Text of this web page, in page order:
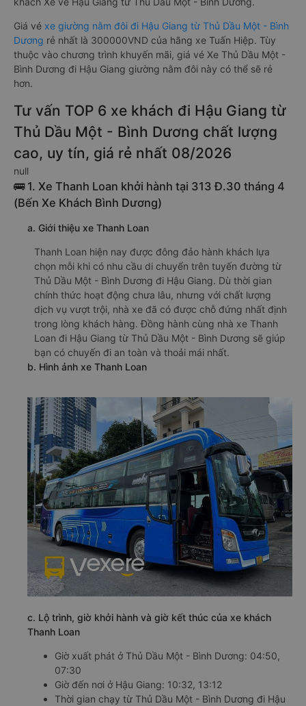
Giá vé xe giường nằm đôi đi Hậu Giang từ Thủ Dầu Một - Bình
Dương rẻ nhất là 300000VND của hãng xe Tuấn Hiệp. Tùy
thuộc vào chương trình khuyến mãi, giá vé Xe Thủ Dầu Một -
Bình Dương đi Hậu Giang giường nằm đôi này có thể sẽ rẻ
hơn.
Tư vấn TOP 6 xe khách đi Hậu Giang từ
Thủ Dầu Một - Bình Dương chất lượng
cao, uy tín, giá rẻ nhất 08/2026
null
🚌 1. Xe Thanh Loan khởi hành tại 313 Đ.30 tháng 4
(Bến Xe Khách Bình Dương)
a. Giới thiệu xe Thanh Loan
Thanh Loan hiện nay được đông đảo hành khách lựa
chọn mỗi khi có nhu cầu di chuyển trên tuyến đường từ
Thủ Dầu Một - Bình Dương đi Hậu Giang. Dù thời gian
chính thức hoạt động chưa lâu, nhưng với chất lượng
dịch vụ vượt trội, nhà xe đã có được chỗ đứng nhất định
trong lòng khách hàng. Đồng hành cùng nhà xe Thanh
Loan đi Hậu Giang từ Thủ Dầu Một - Bình Dương sẽ giúp
bạn có chuyến đi an toàn và thoải mái nhất.
b. Hình ảnh xe Thanh Loan
c. Lộ trình, giờ khởi hành và giờ kết thúc của xe khách
Thanh Loan
Giờ xuất phát ở Thủ Dầu Một - Bình Dương: 04:50,
07:30
Giờ đến nơi ở Hậu Giang: 10:32, 13:12
Thời gian chạy từ Thủ Dầu Một - Bình Dương đi Hậu